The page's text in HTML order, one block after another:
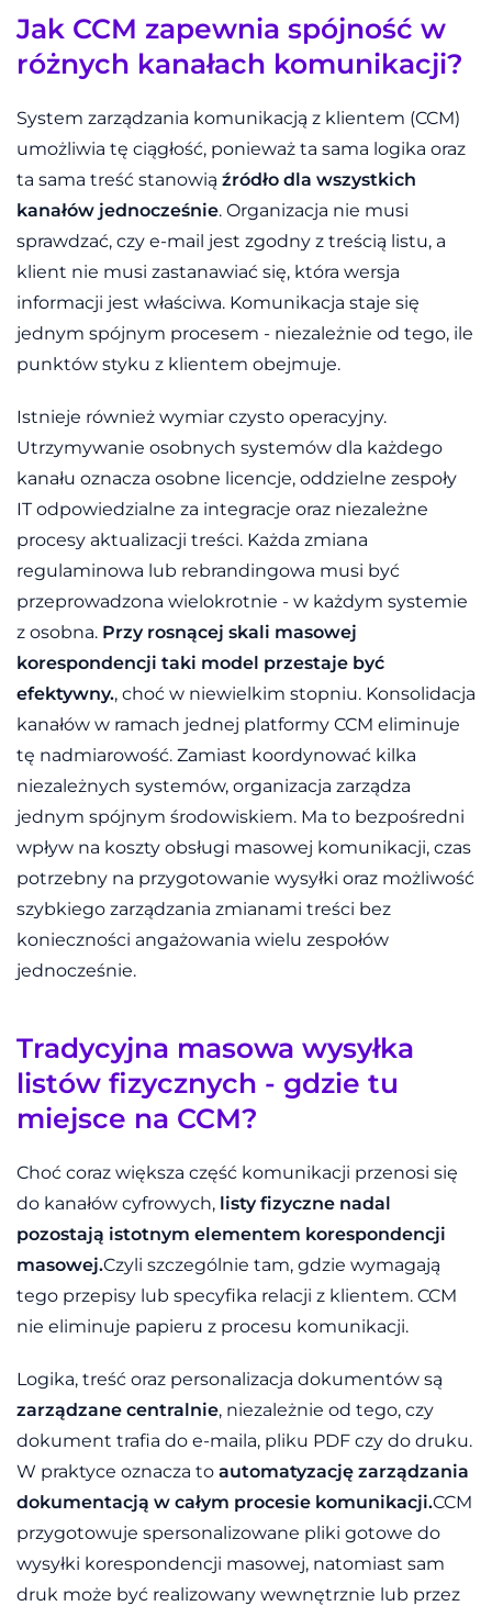
Jak CCM zapewnia spójność w
różnych kanałach komunikacji?
System zarządzania komunikacją z klientem (CCM)
umożliwia tę ciągłość, ponieważ ta sama logika oraz
ta sama treść stanowią źródło dla wszystkich
kanałów jednocześnie. Organizacja nie musi
sprawdzać, czy e-mail jest zgodny z treścią listu, a
klient nie musi zastanawiać się, która wersja
informacji jest właściwa. Komunikacja staje się
jednym spójnym procesem - niezależnie od tego, ile
punktów styku z klientem obejmuje.
Istnieje również wymiar czysto operacyjny.
Utrzymywanie osobnych systemów dla każdego
kanału oznacza osobne licencje, oddzielne zespoły
IT odpowiedzialne za integracje oraz niezależne
procesy aktualizacji treści. Każda zmiana
regulaminowa lub rebrandingowa musi być
przeprowadzona wielokrotnie - w każdym systemie
z osobna. Przy rosnącej skali masowej
korespondencji taki model przestaje być
efektywny., choć w niewielkim stopniu. Konsolidacja
kanałów w ramach jednej platformy CCM eliminuje
tę nadmiarowość. Zamiast koordynować kilka
niezależnych systemów, organizacja zarządza
jednym spójnym środowiskiem. Ma to bezpośredni
wpływ na koszty obsługi masowej komunikacji, czas
potrzebny na przygotowanie wysyłki oraz możliwość
szybkiego zarządzania zmianami treści bez
konieczności angażowania wielu zespołów
jednocześnie.
Tradycyjna masowa wysyłka
listów fizycznych - gdzie tu
miejsce na CCM?
Choć coraz większa część komunikacji przenosi się
do kanałów cyfrowych, listy fizyczne nadal
pozostają istotnym elementem korespondencji
masowej.Czyli szczególnie tam, gdzie wymagają
tego przepisy lub specyfika relacji z klientem. CCM
nie eliminuje papieru z procesu komunikacji.
Logika, treść oraz personalizacja dokumentów są
zarządzane centralnie, niezależnie od tego, czy
dokument trafia do e-maila, pliku PDF czy do druku.
W praktyce oznacza to automatyzację zarządzania
dokumentacją w całym procesie komunikacji.CCM
przygotowuje spersonalizowane pliki gotowe do
wysyłki korespondencji masowej, natomiast sam
druk może być realizowany wewnętrznie lub przez